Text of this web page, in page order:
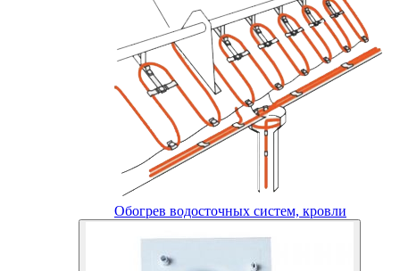
Обогрев водосточных систем, кровли